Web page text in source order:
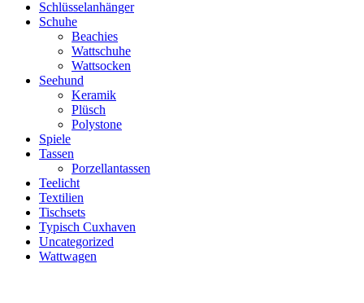
Schlüsselanhänger
Schuhe
Beachies
Wattschuhe
Wattsocken
Seehund
Keramik
Plüsch
Polystone
Spiele
Tassen
Porzellantassen
Teelicht
Textilien
Tischsets
Typisch Cuxhaven
Uncategorized
Wattwagen